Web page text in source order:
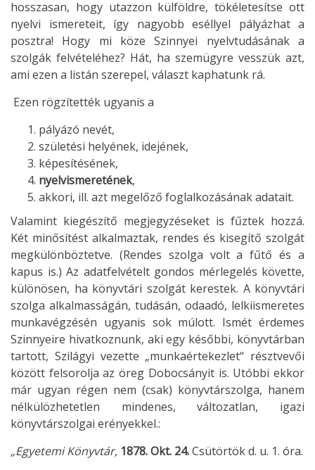
hosszasan, hogy utazzon külföldre, tökéletesítse ott
nyelvi ismereteit, így nagyobb eséllyel pályázhat a
posztra! Hogy mi köze Szinnyei nyelvtudásának a
szolgák felvételéhez? Hát, ha szemügyre vesszük azt,
ami ezen a listán szerepel, választ kaphatunk rá.
Ezen rögzítették ugyanis a
pályázó nevét,
születési helyének, idejének,
képesítésének,
nyelvismeretének,
akkori, ill. azt megelőző foglalkozásának adatait.
Valamint kiegészítő megjegyzéseket is fűztek hozzá.
Két minősítést alkalmaztak, rendes és kisegítő szolgát
megkülönböztetve. (Rendes szolga volt a fűtő és a
kapus is.) Az adatfelvételt gondos mérlegelés követte,
különösen, ha könyvtári szolgát kerestek. A könyvtári
szolga alkalmasságán, tudásán, odaadó, lelkiismeretes
munkavégzésén ugyanis sok múlott. Ismét érdemes
Szinnyeire hivatkoznunk, aki egy későbbi, könyvtárban
tartott, Szilágyi vezette „munkaértekezlet“ résztvevői
között felsorolja az öreg Dobocsányit is. Utóbbi ekkor
már ugyan régen nem (csak) könyvtárszolga, hanem
nélkülözhetetlen mindenes, változatlan, igazi
könyvtárszolgai erényekkel.:
„Egyetemi Könyvtár, 1878. Okt. 24.Csütörtök d. u. 1. óra.